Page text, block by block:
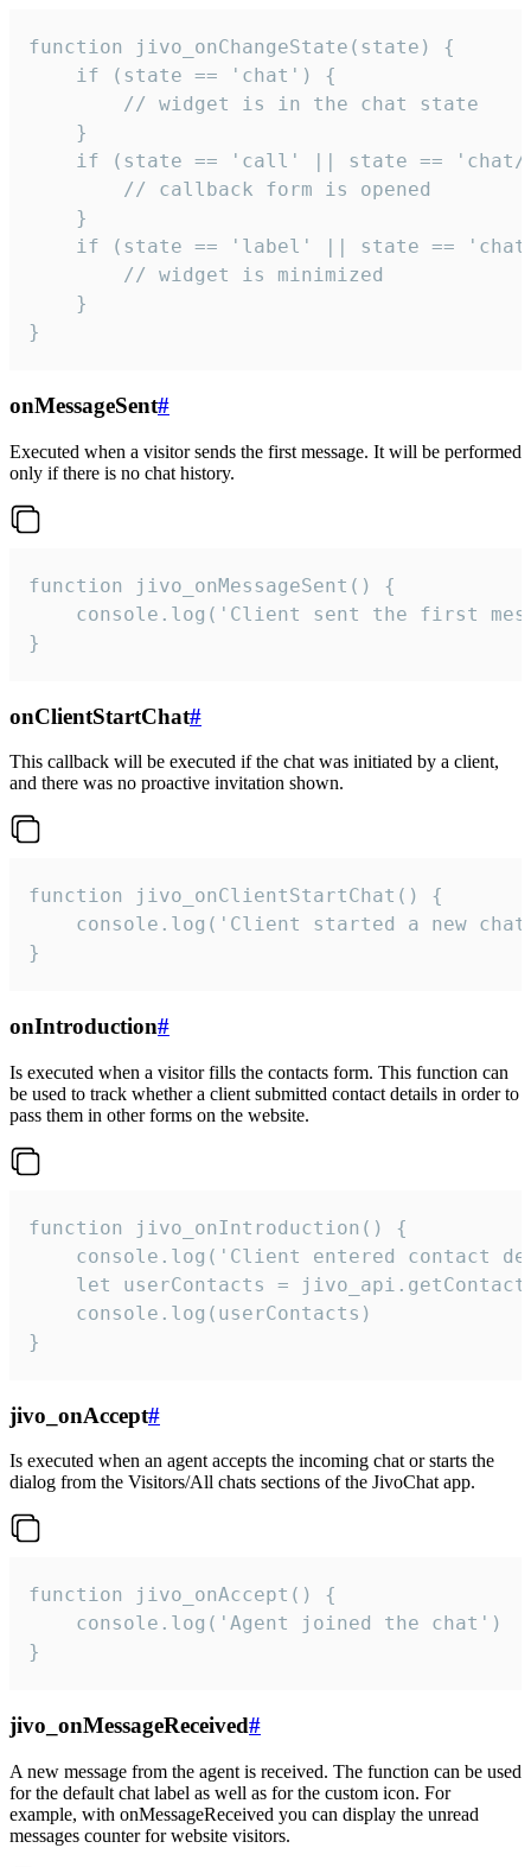
function jivo_onChangeState(state) {
    if (state == 'chat') {
        // widget is in the chat state
    }
if (state == 'call' || state ==
        // callback form is opened
    }
if (state == 'label' || state ==
        // widget is minimized
    }
}
onMessageSent#
Executed when a visitor sends the first message. It will be performed
only if there is no chat history.
function jivo_onMessageSent() {
console.log('Client sent the first
}
onClientStartChat#
This callback will be executed if the chat was initiated by a client,
and there was no proactive invitation shown.
function jivo_onClientStartChat() {
console.log('Client started a new
}
onIntroduction#
Is executed when a visitor fills the contacts form. This function can
be used to track whether a client submitted contact details in order to
pass them in other forms on the website.
function jivo_onIntroduction() {
console.log('Client entered contact
let userContacts =
    console.log(userContacts)
}
jivo_onAccept#
Is executed when an agent accepts the incoming chat or starts the
dialog from the Visitors/All chats sections of the JivoChat app.
function jivo_onAccept() {
}
jivo_onMessageReceived#
A new message from the agent is received. The function can be used
for the default chat label as well as for the custom icon. For
example, with onMessageReceived you can display the unread
messages counter for website visitors.